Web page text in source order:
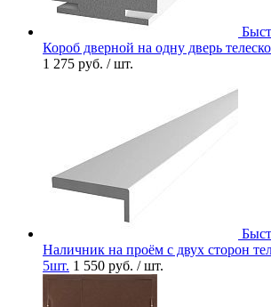
Короб дверной на одну дверь
1 275 руб. / шт.
Наличник на проём с двух сторон
5шт. 1 550 руб. / шт.